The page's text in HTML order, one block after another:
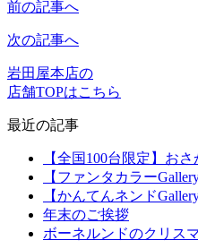
前の記事へ
次の記事へ
岩田屋本店の
店舗TOPはこちら
最近の記事
【全国100台限定】お
【ファンタカラー
【かんてんネンド
年末のご挨拶
ボーネルンドのクリス